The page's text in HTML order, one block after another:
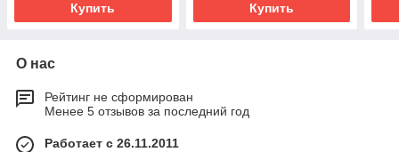
Купить Купить
О нас
Рейтинг не сформирован
Менее 5 отзывов за последний год
Работает с 26.11.2011